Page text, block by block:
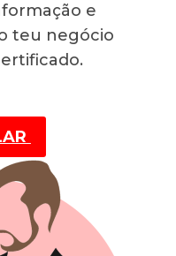
e
teu negócio